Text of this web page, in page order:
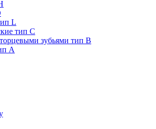
L
тип C
зубьями тип B
А